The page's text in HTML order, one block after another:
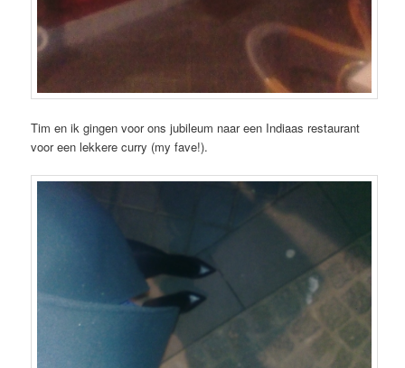
Tim en ik gingen voor ons jubileum naar een Indiaas restaurant
voor een lekkere curry (my fave!).